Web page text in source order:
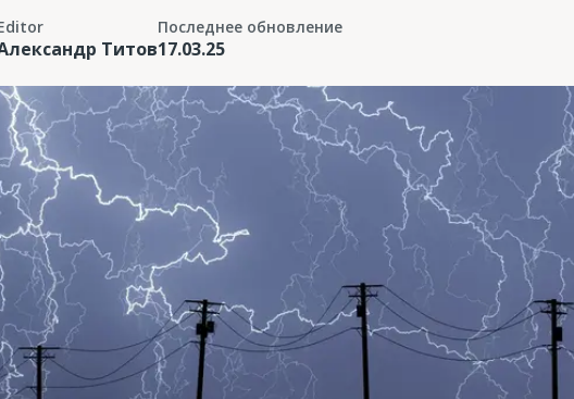
Титов
Последнее обновление
17.03.25